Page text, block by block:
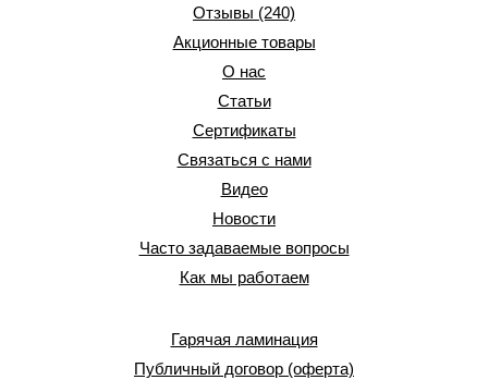
Отзывы (240)
Акционные товары
О нас
Статьи
Сертификаты
Связаться с нами
Видео
Новости
Часто задаваемые вопросы
Как мы работаем
Гарячая ламинация
Публичный договор (оферта)